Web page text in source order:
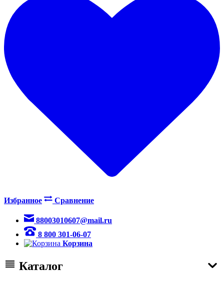
Избранное Сравнение
88003010607@mail.ru
8 800 301-06-07
Корзина
Каталог